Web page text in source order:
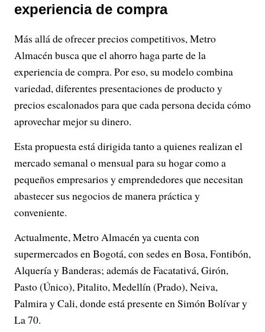
experiencia de compra
Más allá de ofrecer precios competitivos, Metro
Almacén busca que el ahorro haga parte de la
experiencia de compra. Por eso, su modelo combina
variedad, diferentes presentaciones de producto y
precios escalonados para que cada persona decida cómo
aprovechar mejor su dinero.
Esta propuesta está dirigida tanto a quienes realizan el
mercado semanal o mensual para su hogar como a
pequeños empresarios y emprendedores que necesitan
abastecer sus negocios de manera práctica y
conveniente.
Actualmente, Metro Almacén ya cuenta con
supermercados en Bogotá, con sedes en Bosa, Fontibón,
Alquería y Banderas; además de Facatativá, Girón,
Pasto (Único), Pitalito, Medellín (Prado), Neiva,
Palmira y Cali, donde está presente en Simón Bolívar y
La 70.